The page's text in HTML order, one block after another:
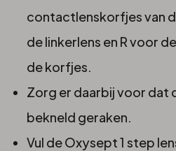
contactlenskorfjes van
de linkerlens en R voor
de korfjes.
Zorg er daarbij voor dat
bekneld geraken.
Vul de Oxysept 1 step